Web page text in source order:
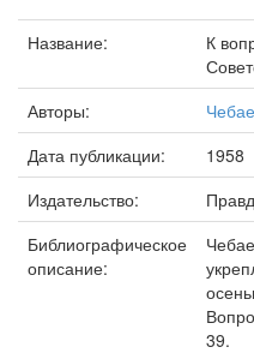
Название:
К
Авторы:
Дата публикации:
1958
Издательство:
Библиографическое
описание:
39.